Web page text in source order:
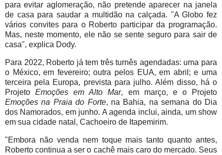
para evitar aglomeração, não pretende aparecer na janela
de casa para saudar a multidão na calçada. "A Globo fez
vários convites para o Roberto participar da programação.
Mas, neste momento, ele não se sente seguro para sair de
casa", explica Dody.
Para 2022, Roberto já tem três turnês agendadas: uma para
o México, em fevereiro; outra pelos EUA, em abril; e uma
terceira pela Europa, prevista para julho. Além disso, há o
ProjetoEmoções em Alto Mar, em março, e o Projeto
Emoções na Praia do Forte, na Bahia, na semana do Dia
dos Namorados, em junho. A agenda inclui, ainda, um show
em sua cidade natal, Cachoeiro de Itapemirim.
"Embora não venda nem toque mais tanto quanto antes,
Roberto continua a ser o cachê mais caro do mercado. Seus